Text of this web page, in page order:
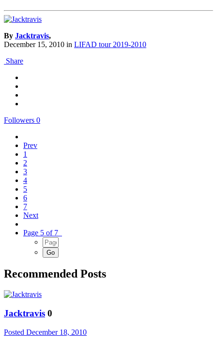
By Jacktravis,
December 15, 2010 in LIFAD tour 2019-2010
Share
Followers 0
Prev
1
2
3
4
5
6
7
Next
Page 5 of 7
Recommended Posts
Jacktravis 0
Posted December 18, 2010